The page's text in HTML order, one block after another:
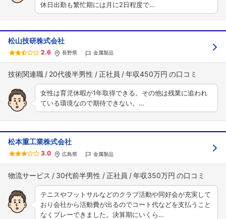
休日出勤も繁忙期には月に2日程度で…
松山技研株式会社
2.6 長野県 金属製品
技術関連職 20代後半男性 正社員 年収450万円
女性は育児休暇が1年取得できる。その他は残業に追われ
ている環境なので期待できない。…
松本重工業株式会社
3.0 広島県 金属製品
物流サービス 30代前半男性 正社員 年収350万円
テニスやフットサルなどのクラブ活動や同好会が充実して
おり会社から活動費が出るのでコート代などを支払うこと
なくプレーできました。決算期にいくら…